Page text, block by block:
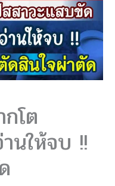
โต
นให้จบ !!